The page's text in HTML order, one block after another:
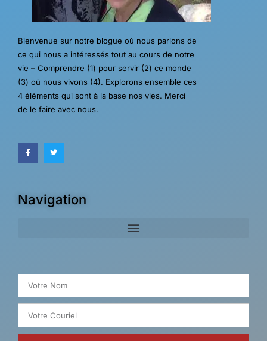
Bienvenue sur notre blogue où nous parlons de
ce qui nous a intéressés tout au cours de notre
vie – Comprendre (1) pour servir (2) ce monde
(3) où nous vivons (4). Explorons ensemble ces
4 éléments qui sont à la base nos vies. Merci
de le faire avec nous.
Navigation